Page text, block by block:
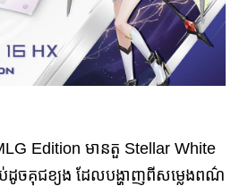
Edition មានតួ Stellar White
ប់ដូចគុជខ្យង ដែលបង្ហាញពីសម្លេងពណ៌